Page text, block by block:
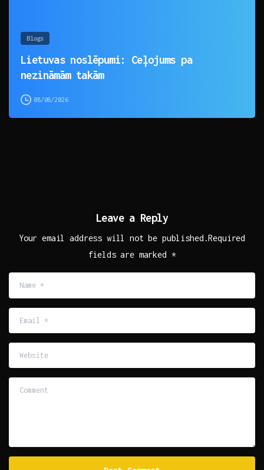
Blogs
Lietuvas noslēpumi: Ceļojums pa
nezināmām takām
08/08/2026
Leave a Reply
Your email address will not be published.Required
fields are marked *
*
Website